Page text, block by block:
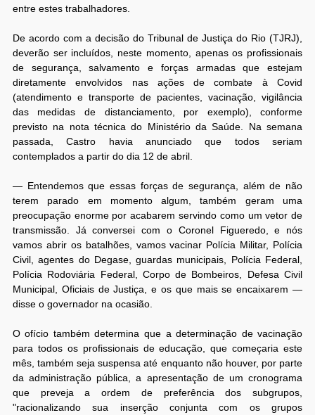
entre estes trabalhadores.
De acordo com a decisão do Tribunal de Justiça do Rio (TJRJ),
deverão ser incluídos, neste momento, apenas os profissionais
de segurança, salvamento e forças armadas que estejam
diretamente envolvidos nas ações de combate à Covid
(atendimento e transporte de pacientes, vacinação, vigilância
das medidas de distanciamento, por exemplo), conforme
previsto na nota técnica do Ministério da Saúde. Na semana
passada, Castro havia anunciado que todos seriam
contemplados a partir do dia 12 de abril.
— Entendemos que essas forças de segurança, além de não
terem parado em momento algum, também geram uma
preocupação enorme por acabarem servindo como um vetor de
transmissão. Já conversei com o Coronel Figueredo, e nós
vamos abrir os batalhões, vamos vacinar Polícia Militar, Polícia
Civil, agentes do Degase, guardas municipais, Polícia Federal,
Polícia Rodoviária Federal, Corpo de Bombeiros, Defesa Civil
Municipal, Oficiais de Justiça, e os que mais se encaixarem —
disse o governador na ocasião.
O ofício também determina que a determinação de vacinação
para todos os profissionais de educação, que começaria este
mês, também seja suspensa até enquanto não houver, por parte
da administração pública, a apresentação de um cronograma
que preveja a ordem de preferência dos subgrupos,
"racionalizando sua inserção conjunta com os grupos